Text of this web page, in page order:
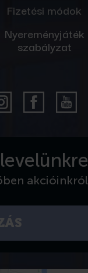
Fizetési módok
Nyereményjáték
szabályzat